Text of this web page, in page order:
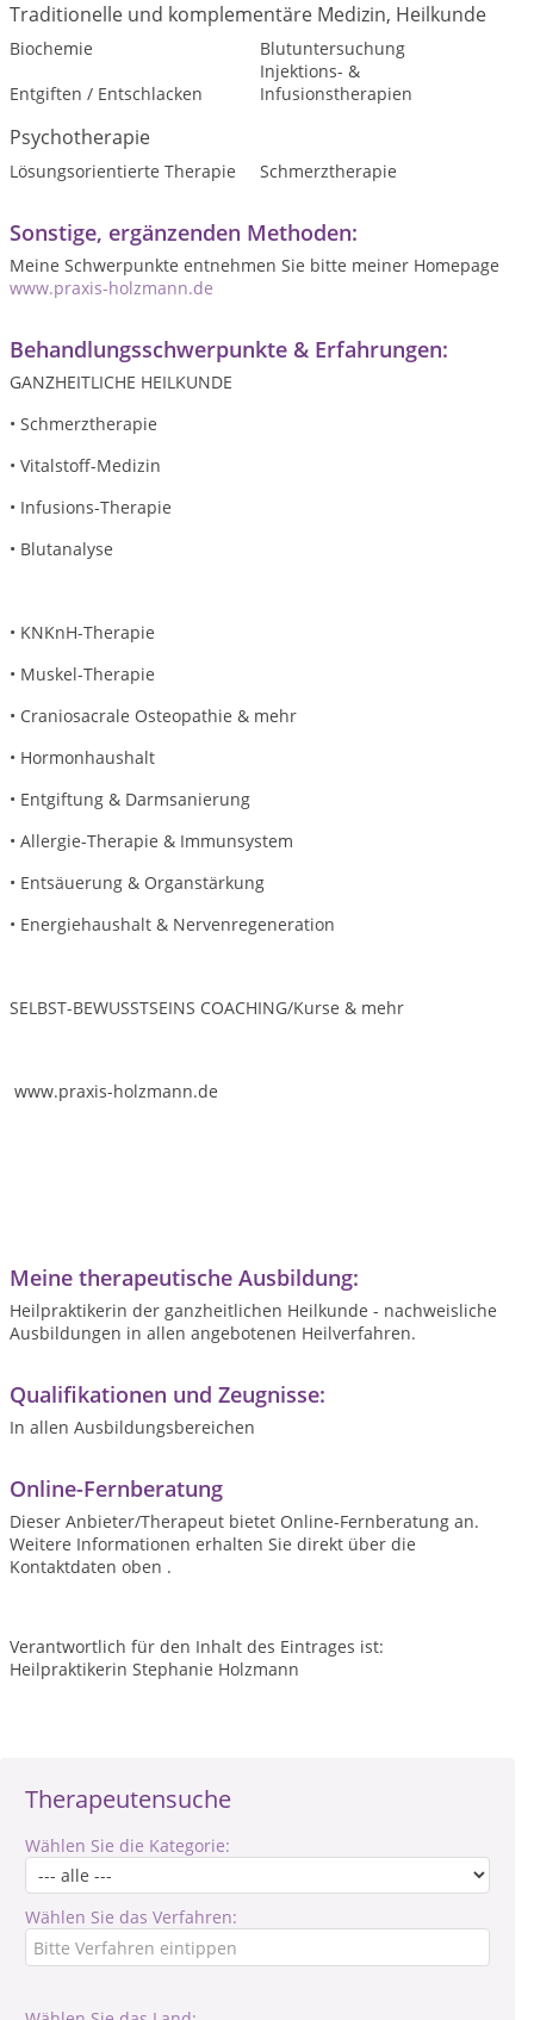
Therapeutensuche
Wählen Sie die Kategorie:
Wählen Sie das Verfahren:
Traditionelle und komplementäre Medizin, Heilkunde
Biochemie
Blutuntersuchung
Entgiften / Entschlacken
Injektions- &
Infusionstherapien
Psychotherapie
Lösungsorientierte Therapie Schmerztherapie
Sonstige, ergänzenden Methoden:
Meine Schwerpunkte entnehmen Sie bitte meiner Homepage
www.praxis-holzmann.de
Behandlungsschwerpunkte & Erfahrungen:
GANZHEITLICHE HEILKUNDE
• Schmerztherapie
• Vitalstoff-Medizin
• Infusions-Therapie
• Blutanalyse
• KNKnH-Therapie
• Muskel-Therapie
• Craniosacrale Osteopathie & mehr
• Hormonhaushalt
• Entgiftung & Darmsanierung
• Allergie-Therapie & Immunsystem
• Entsäuerung & Organstärkung
• Energiehaushalt & Nervenregeneration
SELBST-BEWUSSTSEINS COACHING/Kurse & mehr
www.praxis-holzmann.de
Meine therapeutische Ausbildung:
Heilpraktikerin der ganzheitlichen Heilkunde - nachweisliche
Ausbildungen in allen angebotenen Heilverfahren.
Qualifikationen und Zeugnisse:
In allen Ausbildungsbereichen
Online-Fernberatung
Dieser Anbieter/Therapeut bietet Online-Fernberatung an.
Weitere Informationen erhalten Sie direkt über die
Kontaktdaten oben .
Verantwortlich für den Inhalt des Eintrages ist:
Heilpraktikerin Stephanie Holzmann